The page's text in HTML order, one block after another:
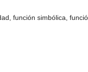
función simbólica,